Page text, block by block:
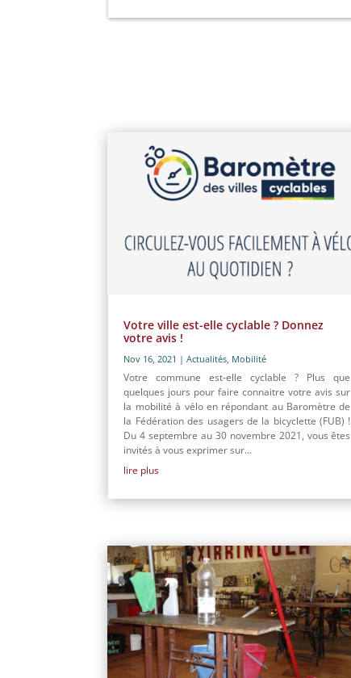
Votre ville est-elle cyclable ? Donnez
votre avis !
Nov 16, 2021 |Actualités Mobilité
Votre commune est-elle cyclable ? Plus que
quelques jours pour faire connaitre votre avis sur
la mobilité à vélo en répondant au Baromètre de
la Fédération des usagers de la bicyclette (FUB) !
Du 4 septembre au 30 novembre 2021, vous êtes
invités à vous exprimer sur...
lire plus